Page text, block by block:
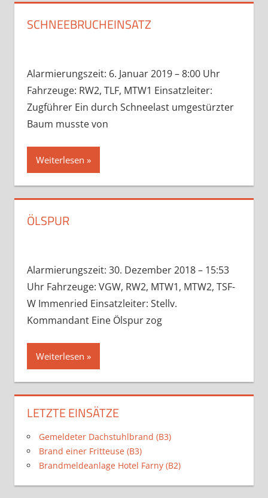
SCHNEEBRUCHEINSATZ
Alarmierungszeit: 6. Januar 2019 – 8:00 Uhr
Fahrzeuge: RW2, TLF, MTW1 Einsatzleiter:
Zugführer Ein durch Schneelast umgestürzter
Baum musste von
Weiterlesen
ÖLSPUR
Alarmierungszeit: 30. Dezember 2018 – 15:53
Uhr Fahrzeuge: VGW, RW2, MTW1, MTW2, TSF-
W Immenried Einsatzleiter: Stellv.
Kommandant Eine Ölspur zog
Weiterlesen
LETZTE EINSÄTZE
Gemeldeter Dachstuhlbrand (B3)
Brand einer Fritteuse (B3)
Brandmeldeanlage Hotel Farny (B2)